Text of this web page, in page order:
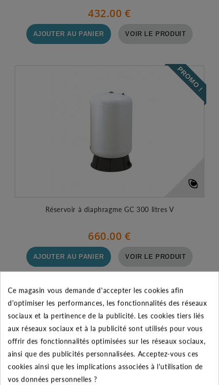
432.00 €
AJOUTER AU PANIER VOIR LE PRODUIT
PROMO !
Réservoir à diaphragme GC 300 litres V
660.00 €
AJOUTER AU PANIER VOIR LE PRODUIT
Ce magasin vous demande d'accepter les cookies afin
d'optimiser les performances, les fonctionnalités des réseaux
sociaux et la pertinence de la publicité. Les cookies tiers liés
aux réseaux sociaux et à la publicité sont utilisés pour vous
offrir des fonctionnalités optimisées sur les réseaux sociaux,
ainsi que des publicités personnalisées. Acceptez-vous ces
cookies ainsi que les implications associées à l'utilisation de
vos données personnelles ?